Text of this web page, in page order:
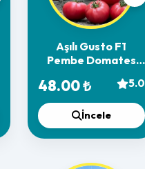
Aşılı Gusto F1
Pembe Domates
48.00 ₺ 5.0
İncele